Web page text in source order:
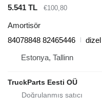
5.541 TL €100,80
Amortisör
84078848 82465446
dizel
Estonya, Tallinn
TruckParts Eesti OÜ